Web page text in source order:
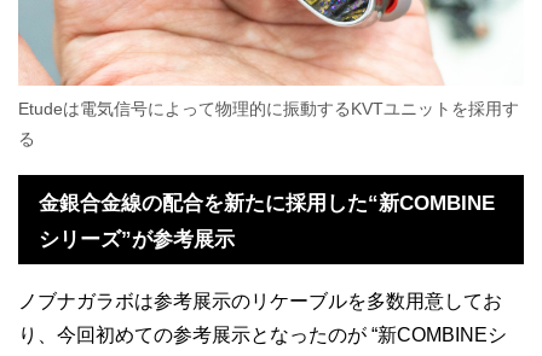
Etudeは電気信号によって物理的に振動するKVTユニットを採用す
る
金銀合金線の配合を新たに採用した“新COMBINE
シリーズ”が参考展示
ノブナガラボは参考展示のリケーブルを多数用意してお
り、今回初めての参考展示となったのが “新COMBINEシ